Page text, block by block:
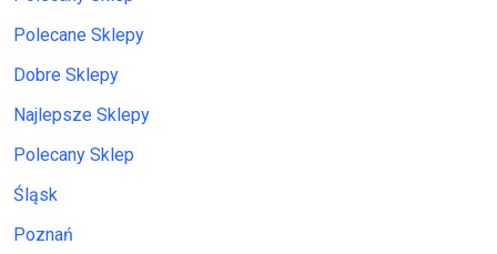
Polecane Sklepy
Dobre Sklepy
Najlepsze Sklepy
Polecany Sklep
Śląsk
Poznań